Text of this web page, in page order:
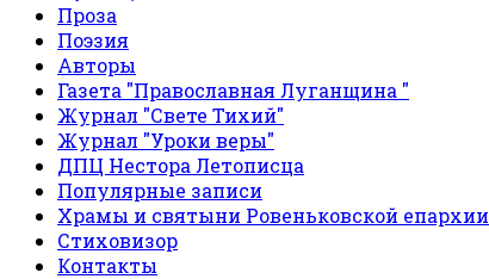
Проза
Поэзия
Авторы
Газета "Православная Луганщина "
Журнал "Свете Тихий"
Журнал "Уроки веры"
ДПЦ Нестора Летописца
Популярные записи
Храмы и святыни Ровеньковской епархии
Стиховизор
Контакты